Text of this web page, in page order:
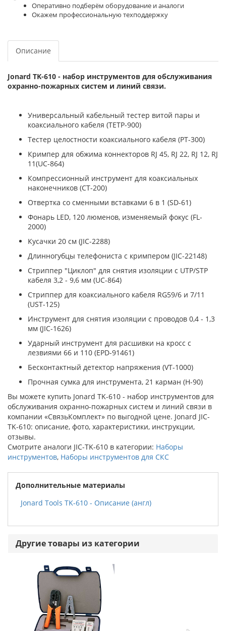
Оперативно подберём оборудование и аналоги
Окажем профессиональную техподдержку
Описание
Jonard TK-610 - набор инструментов для обслуживания
охранно-пожарных систем и линий связи.
Универсальный кабельный тестер витой пары и
коаксиального кабеля (TETP-900)
Тестер целостности коаксиального кабеля (PT-300)
Кримпер для обжима коннекторов RJ 45, RJ 22, RJ 12, RJ
11(UC-864)
Компрессионный инструмент для коаксиальных
наконечников (CT-200)
Отвертка со сменными вставками 6 в 1 (SD-61)
Фонарь LED, 120 люменов, изменяемый фокус (FL-
2000)
Кусачки 20 см (JIC-2288)
Длинногубцы телефониста с кримпером (JIC-22148)
Стриппер "Циклоп" для снятия изоляции с UTP/STP
кабеля 3,2 - 9,6 мм (UC-864)
Стриппер для коаксиального кабеля RG59/6 и 7/11
(UST-125)
Инструмент для снятия изоляции с проводов 0,4 - 1,3
мм (JIC-1626)
Ударный инструмент для расшивки на кросс с
лезвиями 66 и 110 (EPD-91461)
Бесконтактный детектор напряжения (VT-1000)
Прочная сумка для инструмента, 21 карман (H-90)
Вы можете купить Jonard TK-610 - набор инструментов для
обслуживания охранно-пожарных систем и линий связи в
компании «СвязьКомплект» по выгодной цене. Jonard JIC-
TK-610: описание, фото, характеристики, инструкции,
отзывы.
Смотрите аналоги JIC-TK-610 в категории: Наборы
инструментов, Наборы инструментов для СКС
Дополнительные материалы
Jonard Tools TK-610 - Описание (англ)
Другие товары из категории